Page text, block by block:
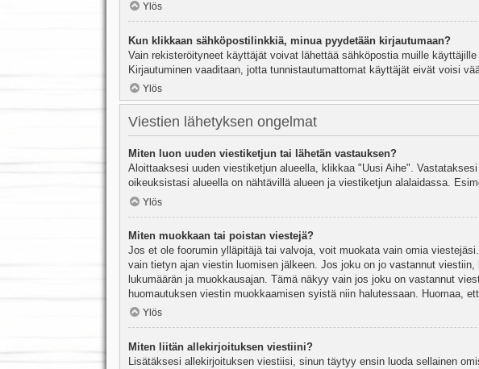
Ylös
Kun klikkaan sähköpostilinkkiä, minua pyydetään kirjautumaan?
Vain rekisteröityneet käyttäjät voivat lähettää sähköpostia muille
Kirjautuminen vaaditaan, jotta tunnistautumattomat käyttäjät eivät voisi
Ylös
Viestien lähetyksen ongelmat
Miten luon uuden viestiketjun tai lähetän vastauksen?
Aloittaaksesi uuden viestiketjun alueella, klikkaa "Uusi Aihe".
oikeuksistasi alueella on nähtävillä alueen ja viestiketjun alalaidassa.
Ylös
Miten muokkaan tai poistan viestejä?
Jos et ole foorumin ylläpitäjä tai valvoja, voit muokata vain omia
vain tietyn ajan viestin luomisen jälkeen. Jos joku on jo vastannut
lukumäärän ja muokkausajan. Tämä näkyy vain jos joku on vastannut
huomautuksen viestin muokkaamisen syistä niin halutessaan. Huomaa,
Ylös
Miten liitän allekirjoituksen viestiini?
Lisätäksesi allekirjoituksen viestiisi, sinun täytyy ensin luoda sellainen